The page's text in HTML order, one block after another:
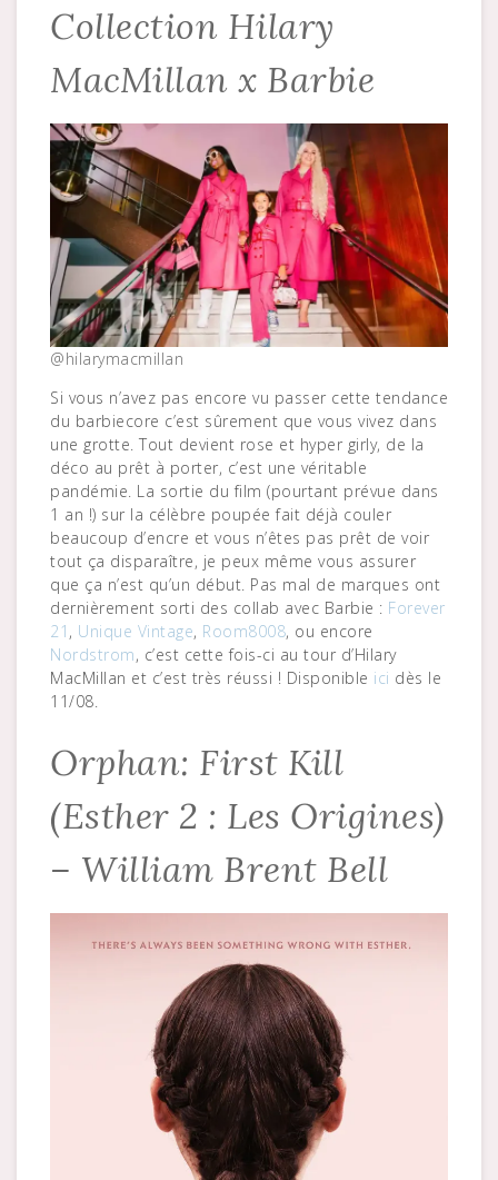
Collection Hilary
MacMillan x Barbie
@hilarymacmillan
Si vous n’avez pas encore vu passer cette tendance
du barbiecore c’est sûrement que vous vivez dans
une grotte. Tout devient rose et hyper girly, de la
déco au prêt à porter, c’est une véritable
pandémie. La sortie du film (pourtant prévue dans
1 an !) sur la célèbre poupée fait déjà couler
beaucoup d’encre et vous n’êtes pas prêt de voir
tout ça disparaître, je peux même vous assurer
que ça n’est qu’un début. Pas mal de marques ont
dernièrement sorti des collab avec Barbie : Forever
21 , Unique Vintage, Room8008, ou encore
Nordstrom, c’est cette fois-ci au tour d’Hilary
MacMillan et c’est très réussi ! Disponible ici dès le
11/08.
Orphan: First Kill
(Esther 2 : Les Origines)
– William Brent Bell